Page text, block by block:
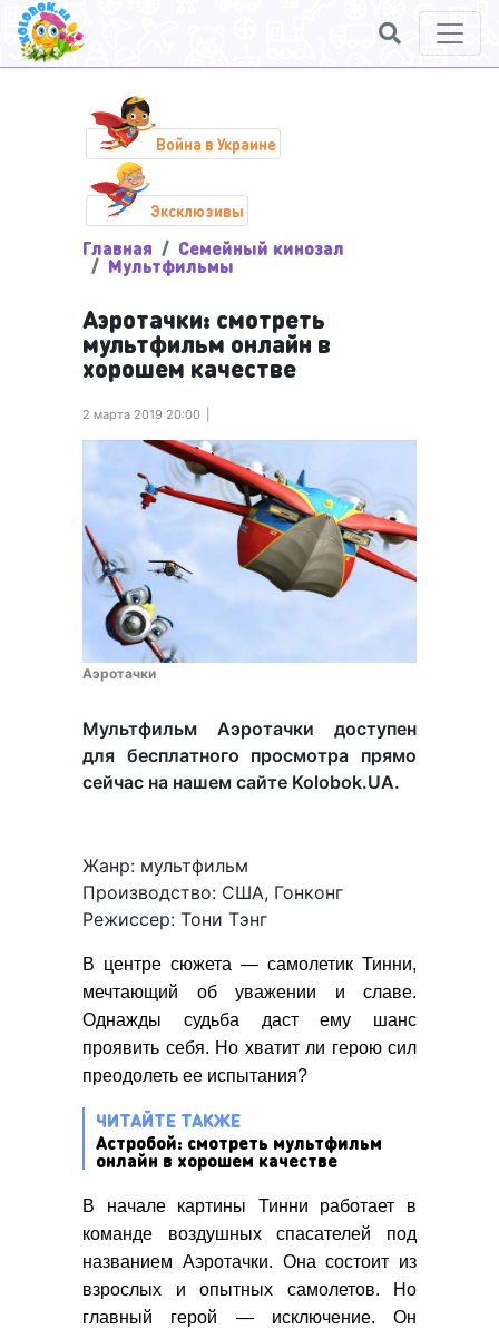
Война в Украине
Эксклюзивы
Главная Семейный кинозал
Мультфильмы
Аэротачки: смотреть
мультфильм онлайн в
хорошем качестве
2 марта 2019 20:00
Аэротачки
Мультфильм Аэротачки доступен
для бесплатного просмотра прямо
сейчас на нашем сайте Kolobok.UA.
Жанр: мультфильм
Производство: США, Гонконг
Режиссер: Тони Тэнг
В центре сюжета — самолетик Тинни,
мечтающий об уважении и славе.
Однажды судьба даст ему шанс
проявить себя. Но хватит ли герою сил
преодолеть ее испытания?
ЧИТАЙТЕ ТАКЖЕ
Астробой: смотреть мультфильм
онлайн в хорошем качестве
В начале картины Тинни работает в
команде воздушных спасателей под
названием Аэротачки. Она состоит из
взрослых и опытных самолетов. Но
главный герой — исключение. Он